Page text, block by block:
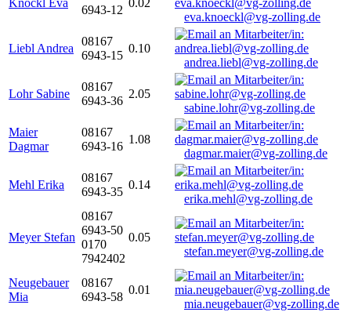
Knöckl Eva
6943-12
0.02
eva.knoeckl@vg-zolling.de
Liebl Andrea
08167
6943-15
0.10
andrea.liebl@vg-zolling.de
Lohr Sabine
08167
6943-36
2.05
sabine.lohr@vg-zolling.de
Maier
Dagmar
08167
6943-16
1.08
dagmar.maier@vg-zolling.de
Mehl Erika
08167
6943-35
0.14
erika.mehl@vg-zolling.de
Meyer Stefan
08167
6943-50
0170
7942402
0.05
stefan.meyer@vg-zolling.de
Neugebauer
Mia
08167
6943-58
0.01
mia.neugebauer@vg-zolling.de